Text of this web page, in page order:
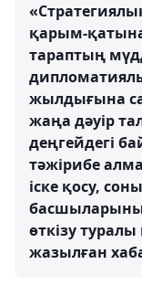
қарым-
тараптың
жылдығына
жаңа дәуір
деңгейдегі
тәжірибе
іске қосу,
өткізу туралы
жазылған